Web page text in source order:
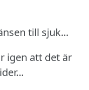
till sjuk...
igen att det är